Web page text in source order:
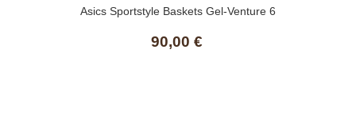
Asics Sportstyle Baskets Gel-Venture 6
90,00 €